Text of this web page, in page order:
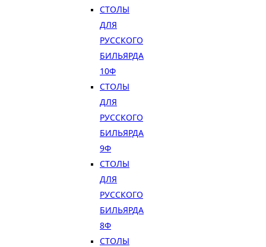
СТОЛЫ
ДЛЯ
РУССКОГО
БИЛЬЯРДА
10Ф
СТОЛЫ
ДЛЯ
РУССКОГО
БИЛЬЯРДА
9Ф
СТОЛЫ
ДЛЯ
РУССКОГО
БИЛЬЯРДА
8Ф
СТОЛЫ